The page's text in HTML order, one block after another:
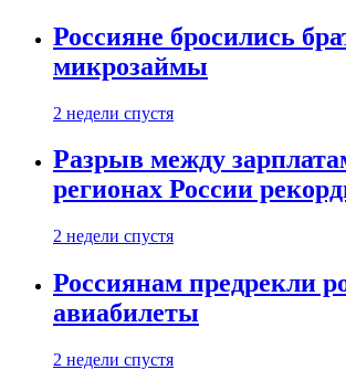
Россияне бросились
микрозаймы
2 недели спустя
Разрыв между
регионах России
2 недели спустя
Россиянам предрекли
авиабилеты
2 недели спустя